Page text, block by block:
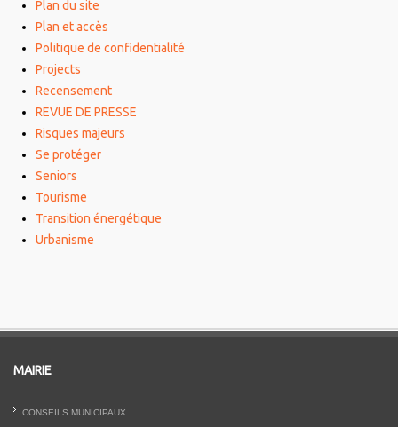
Plan du site
Plan et accès
Politique de confidentialité
Projects
Recensement
REVUE DE PRESSE
Risques majeurs
Se protéger
Seniors
Tourisme
Transition énergétique
Urbanisme
MAIRIE
CONSEILS MUNICIPAUX